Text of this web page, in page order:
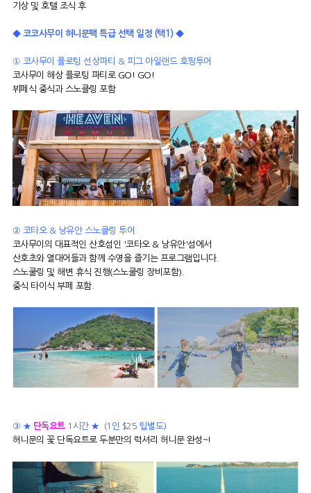
기상 및 호텔 조식 후
◆ 코코사무이 허니문팩 특급 선택 일정 (택1) ◆
① 코사무이플로팅 선상파티 & 피그 아일랜드 호핑투어
코사무이 해상 플로팅 파티로 GO! GO!
뷔페식 중식과 스노클링 포함
② 코타오 & 낭유안 스노클링 투어
코사무이의 대표적인 산호섬인 '코타오 & 낭유안'섬에서
산호초와 열대어들과 함께 수영을 즐기는 프로그램입니다.
스노쿨링 및 해변 휴식 진행(스노쿨링 장비포함).
중식 타이식 부페 포함.
③ ★ 단독요트1시간 ★ (1인 $25 팁별도)
허니문의 꽃 단독요트로 두분만의 럭셔리 허니문 완성~!